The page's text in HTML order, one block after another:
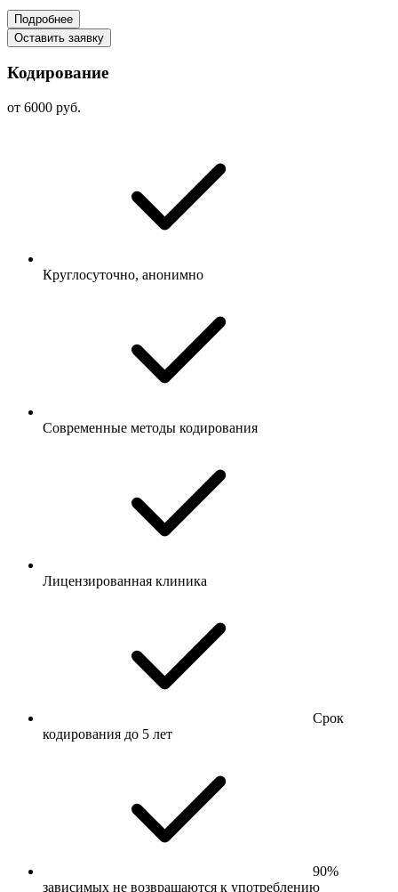
Подробнее
Оставить заявку
Кодирование
от 6000 руб.
Круглосуточно, анонимно
Современные методы кодирования
Лицензированная клиника
Срок
кодирования до 5 лет
90%
зависимых не возвращаются к употреблению